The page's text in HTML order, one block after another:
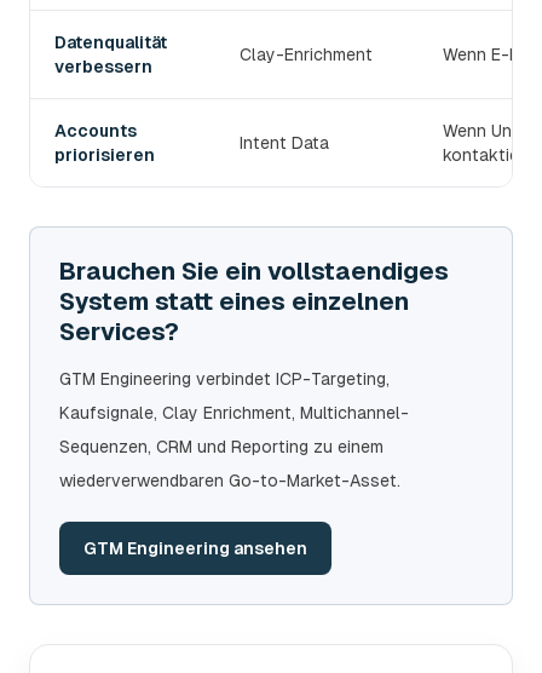
Datenqualität
verbessern
Clay-Enrichment Wenn E-
Accounts
priorisieren
Intent Data
Wenn
kontaktiert
Brauchen Sie ein vollstaendiges
System statt eines einzelnen
Services?
GTM Engineering verbindet ICP-Targeting,
Kaufsignale, Clay Enrichment, Multichannel-
Sequenzen, CRM und Reporting zu einem
wiederverwendbaren Go-to-Market-Asset.
GTM Engineering ansehen